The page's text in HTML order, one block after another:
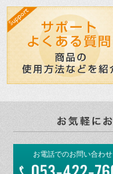
お電話でのお問い合わせ